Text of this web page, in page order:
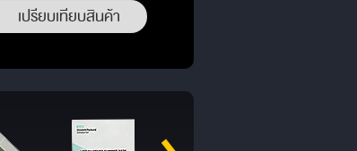
เปรียบเทียบสินค้า